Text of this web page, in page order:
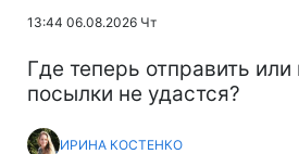
13:44 06.08.2026 Чт
Где теперь отправить или
посылки не удастся?
ИРИНА КОСТЕНКО